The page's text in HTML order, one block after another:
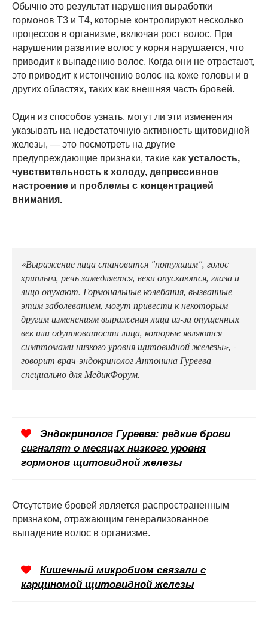
Обычно это результат нарушения выработки
гормонов Т3 и Т4, которые контролируют несколько
процессов в организме, включая рост волос. При
нарушении развитие волос у корня нарушается, что
приводит к выпадению волос. Когда они не отрастают,
это приводит к истончению волос на коже головы и в
других областях, таких как внешняя часть бровей.
Один из способов узнать, могут ли эти изменения
указывать на недостаточную активность щитовидной
железы, — это посмотреть на другие
предупреждающие признаки, такие как усталость,
чувствительность к холоду, депрессивное
настроение и проблемы с концентрацией
внимания.
«Выражение лица становится "потухшим", голос
хриплым, речь замедляется, веки опускаются, глаза и
лицо опухают. Гормональные колебания, вызванные
этим заболеванием, могут привести к некоторым
другим изменениям выражения лица из-за опущенных
век или одутловатости лица, которые являются
симптомами низкого уровня щитовидной железы», -
говорит врач-эндокринолог Антонина Гуреева
специально для МедикФорум.
Эндокринолог Гуреева: редкие брови
сигналят о месяцах низкого уровня
гормонов щитовидной железы
Отсутствие бровей является распространенным
признаком, отражающим генерализованное
выпадение волос в организме.
Кишечный микробиом связали с
карциномой щитовидной железы